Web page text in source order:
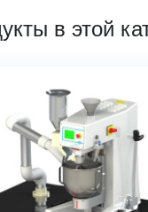
в этой